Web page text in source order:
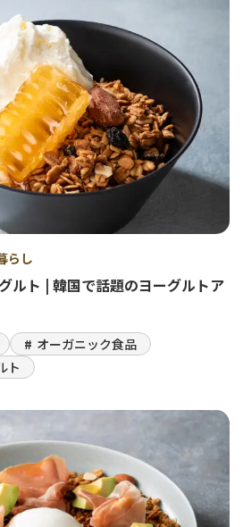
らし
ルト | 韓国で話題のヨーグルトア
オーガニック食品
ト